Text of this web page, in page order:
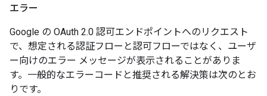
エラー
Google の OAuth 2.0 認可エンドポイントへのリクエスト
で、想定される認証フローと認可フローではなく、ユーザ
ー向けのエラー メッセージが表示されることがありま
す。一般的なエラーコードと推奨される解決策は次のとお
りです。